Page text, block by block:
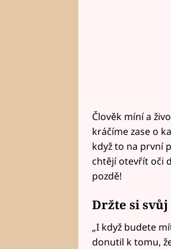
Člověk míní a
kráčíme zase o
když to na první
chtějí otevřít oči
pozdě!
Držte si
„I když budete
donutil k tomu,